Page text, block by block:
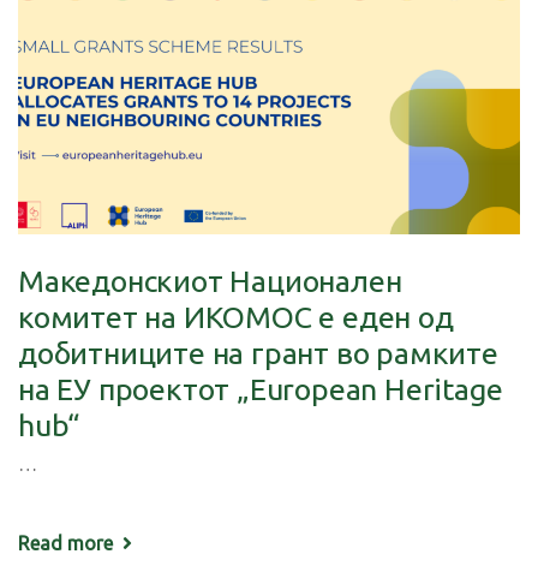
Македонскиот Национален
комитет на ИКОМОС е еден од
добитниците на грант во рамките
на ЕУ проектот „European Heritage
hub“
…
Read more